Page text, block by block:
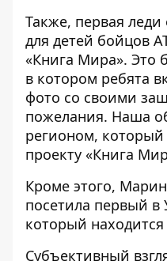
Также, первая леди
для детей бойцов
«Книга Мира». Это
в котором ребята
фото со своими
пожелания. Наша
регионом,
проекту «Книга
Кроме этого,
посетила первый
который
Субъективный